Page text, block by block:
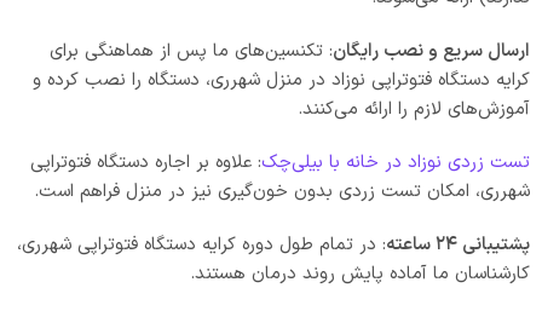
ارسال سریع و نصب رایگان: تکنسین‌های ما پس از هماهنگی برای
کرایه دستگاه فتوتراپی نوزاد در منزل شهرری، دستگاه را نصب کرده و
آموزش‌های لازم را ارائه می‌کنند.
تست زردی نوزاد در خانه با بیلی‌چک: علاوه بر اجاره دستگاه فتوتراپی
شهرری، امکان تست زردی بدون خون‌گیری نیز در منزل فراهم است.
پشتیبانی ۲۴ ساعته
: در تمام طول دوره کرایه دستگاه فتوتراپی شهرری،
کارشناسان ما آماده پایش روند درمان هستند.